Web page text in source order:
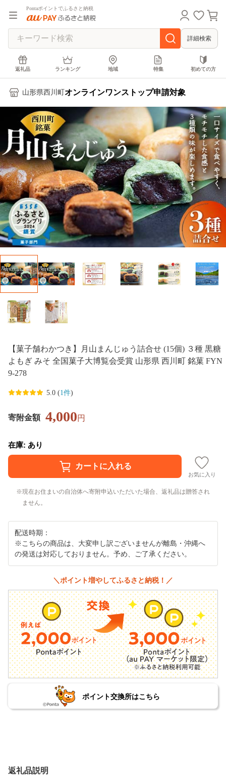
Pontaポイントでふるさと納税
詳細検索
返礼品 ランキング 地域 特集 初めての方
山形県西川町 オンラインワンストップ申請対象
【菓子舗わかつき】月山まんじゅう詰合せ (15個) ３種 黒糖
よもぎ みそ 全国菓子大博覧会受賞 山形県 西川町 銘菓 FYN
9-278
5.0 (1件)
寄附金額 4,000円
在庫: あり
お気に入り
現在お住まいの自治体へ寄附申込いただいた場合、返礼品は贈答され
ません。
配送時期：
※こちらの商品は、大変申し訳ございませんが離島・沖縄へ
の発送は対応しておりません。予め、ご了承ください。
＼ポイント増やしてふるさと納税！／
ポイント交換所はこちら
返礼品説明